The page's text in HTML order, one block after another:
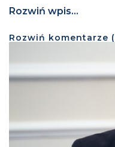
Rozwiń wpis...
Rozwiń komentarze (